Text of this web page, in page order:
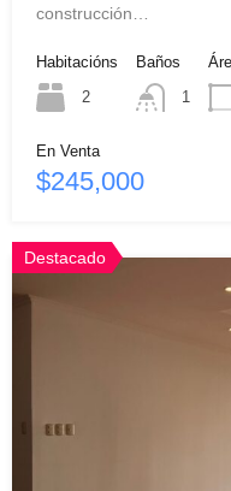
construcción…
Habitacións
2
Baños
1
En Venta
$245,000
Destacado